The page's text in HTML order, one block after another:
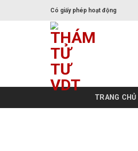
Có giấy phép hoạt động
TRANG CHỦ